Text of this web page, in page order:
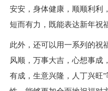
安安，身体健康，顺顺利利
短而有力，既能表达新年祝
此外，还可以用一系列的祝
风顺，万事大吉，心想事成
有成，生意兴隆，人丁兴旺